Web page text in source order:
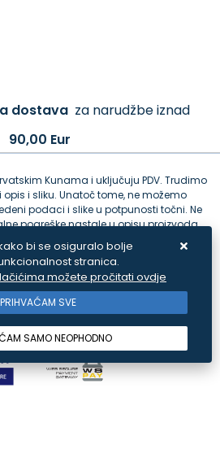
dostavaza narudžbe iznad
90,00 Eur
Kunama i uključuju PDV. Trudimo
i sliku. Unatoč tome, ne možemo
podaci i slike u potpunosti točni. Ne
pogreške nastale u opisu proizvoda,
štampanja te promjene cijena.
bi se osiguralo bolje
stranica.
možete pročitati ovdje
PRIHVAĆAM SVE
SAMO NEOPHODNO